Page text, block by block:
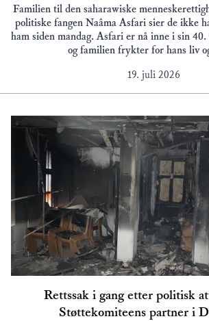
Familien til den saharawiske
politiske fangen Naâma Asfari sier de ikke
ham siden mandag. Asfari er nå inne i sin
og familien frykter for hans liv
19. juli 2026
Rettssak i gang etter politisk
Støttekomiteens partner i